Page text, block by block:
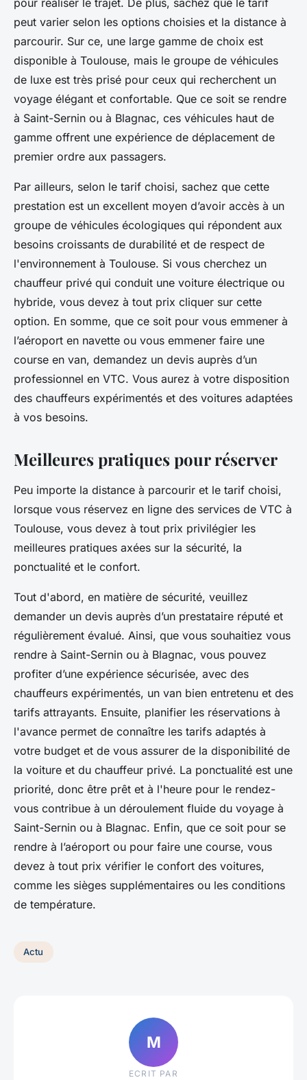
peut varier selon les options choisies et la distance à
parcourir. Sur ce, une large gamme de choix est
disponible à Toulouse, mais le groupe de véhicules
de luxe est très prisé pour ceux qui recherchent un
voyage élégant et confortable. Que ce soit se rendre
à Saint-Sernin ou à Blagnac, ces véhicules haut de
gamme offrent une expérience de déplacement de
premier ordre aux passagers.
Par ailleurs, selon le tarif choisi, sachez que cette
prestation est un excellent moyen d’avoir accès à un
groupe de véhicules écologiques qui répondent aux
besoins croissants de durabilité et de respect de
l'environnement à Toulouse. Si vous cherchez un
chauffeur privé qui conduit une voiture électrique ou
hybride, vous devez à tout prix cliquer sur cette
option. En somme, que ce soit pour vous emmener à
l’aéroport en navette ou vous emmener faire une
course en van, demandez un devis auprès d’un
professionnel en VTC. Vous aurez à votre disposition
des chauffeurs expérimentés et des voitures adaptées
à vos besoins.
Meilleures pratiques pour réserver
Peu importe la distance à parcourir et le tarif choisi,
lorsque vous réservez en ligne des services de VTC à
Toulouse, vous devez à tout prix privilégier les
meilleures pratiques axées sur la sécurité, la
ponctualité et le confort.
Tout d'abord, en matière de sécurité, veuillez
demander un devis auprès d’un prestataire réputé et
régulièrement évalué. Ainsi, que vous souhaitiez vous
rendre à Saint-Sernin ou à Blagnac, vous pouvez
profiter d’une expérience sécurisée, avec des
chauffeurs expérimentés, un van bien entretenu et des
tarifs attrayants. Ensuite, planifier les réservations à
l'avance permet de connaître les tarifs adaptés à
votre budget et de vous assurer de la disponibilité de
la voiture et du chauffeur privé. La ponctualité est une
priorité, donc être prêt et à l'heure pour le rendez-
vous contribue à un déroulement fluide du voyage à
Saint-Sernin ou à Blagnac. Enfin, que ce soit pour se
rendre à l’aéroport ou pour faire une course, vous
devez à tout prix vérifier le confort des voitures,
comme les sièges supplémentaires ou les conditions
de température.
Actu
M
ECRIT PAR